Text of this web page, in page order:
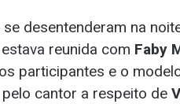
se desentenderam na
reunida com Faby
participantes e o
cantor a respeito de